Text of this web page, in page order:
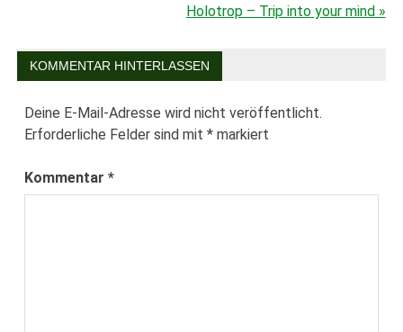
BeitragsnavigationHolotrop – Trip into your mind »
KOMMENTAR HINTERLASSEN
Deine E-Mail-Adresse wird nicht veröffentlicht.
Erforderliche Felder sind mit* markiert
Kommentar*